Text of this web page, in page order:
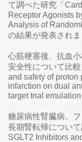
て調べた研究「
Receptor Agonists
Analysis of
の結果が発表されま
心筋梗塞後、抗血
安全性について比
and safety of proton
infarction on dual
target trial
糖尿病性腎臓病、
長期腎転帰につい
SGLT2 Inhibitors